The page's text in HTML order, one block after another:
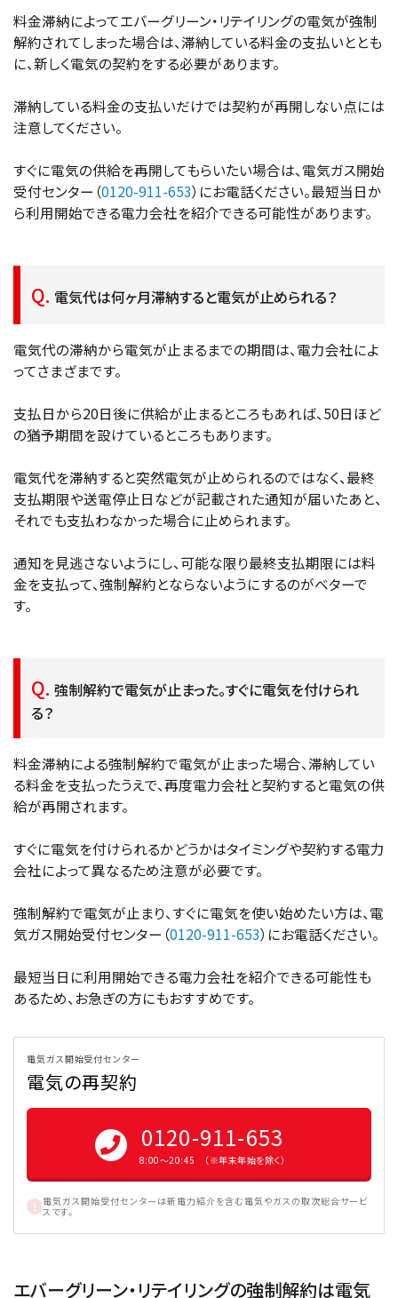
料金滞納によってエバーグリーン・リテイリングの電気が強制
解約されてしまった場合は、滞納している料金の支払いととも
に、新しく電気の契約をする必要があります。
滞納している料金の支払いだけでは契約が再開しない点には
注意してください。
すぐに電気の供給を再開してもらいたい場合は、電気ガス開始
受付センター（0120-911-653）にお電話ください。最短当日か
ら利用開始できる電力会社を紹介できる可能性があります。
電気代は何ヶ月滞納すると電気が止められる？
電気代の滞納から電気が止まるまでの期間は、電力会社によ
ってさまざまです。
支払日から20日後に供給が止まるところもあれば、50日ほど
の猶予期間を設けているところもあります。
電気代を滞納すると突然電気が止められるのではなく、最終
支払期限や送電停止日などが記載された通知が届いたあと、
それでも支払わなかった場合に止められます。
通知を見逃さないようにし、可能な限り最終支払期限には料
金を支払って、強制解約とならないようにするのがベターで
す。
強制解約で電気が止まった。すぐに電気を付けられ
る？
料金滞納による強制解約で電気が止まった場合、滞納してい
る料金を支払ったうえで、再度電力会社と契約すると電気の供
給が再開されます。
すぐに電気を付けられるかどうかはタイミングや契約する電力
会社によって異なるため注意が必要です。
強制解約で電気が止まり、すぐに電気を使い始めたい方は、電
気ガス開始受付センター（0120-911-653）にお電話ください。
最短当日に利用開始できる電力会社を紹介できる可能性も
あるため、お急ぎの方にもおすすめです。
電気ガス開始受付センター
電気の再契約
0120-911-653
8:00〜20:45 （※年末年始を除く）
電気ガス開始受付センターは新電力紹介を含む電気やガスの取次総合サービ
スです。
エバーグリーン・リテイリングの強制解約は電気